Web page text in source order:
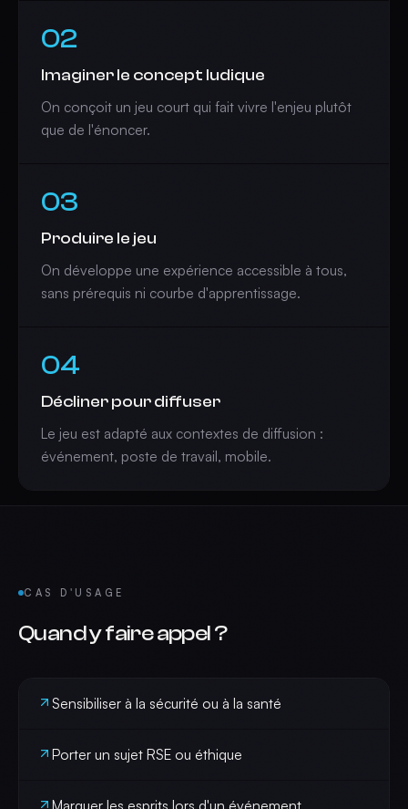
02
Imaginer le concept ludique
On conçoit un jeu court qui fait vivre l'enjeu plutôt
que de l'énoncer.
03
Produire le jeu
On développe une expérience accessible à tous,
sans prérequis ni courbe d'apprentissage.
04
Décliner pour diffuser
Le jeu est adapté aux contextes de diffusion :
événement, poste de travail, mobile.
CAS D'USAGE
Quand y faire appel ?
Sensibiliser à la sécurité ou à la santé
Porter un sujet RSE ou éthique
Marquer les esprits lors d'un événement